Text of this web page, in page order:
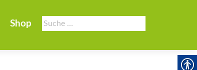
Suche
nach:
Shop